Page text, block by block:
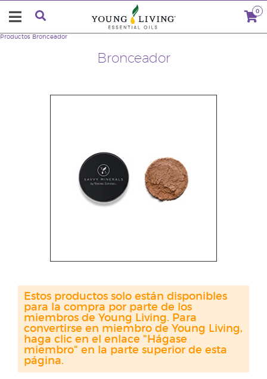
0
Bronceador
Productos Bronceador
Estos productos solo están disponibles
para la compra por parte de los
miembros de Young Living. Para
convertirse en miembro de Young Living,
haga clic en el enlace "Hágase
miembro" en la parte superior de esta
página.